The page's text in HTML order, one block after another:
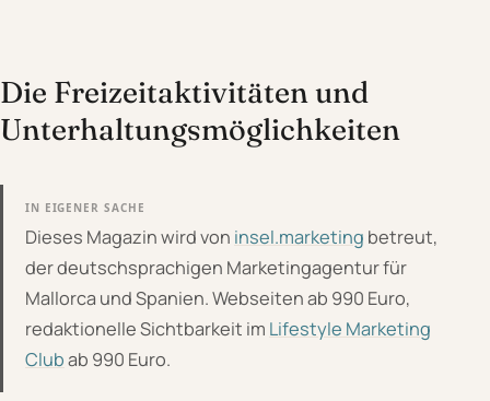
Die Freizeitaktivitäten und
Unterhaltungsmöglichkeiten
IN EIGENER SACHE
Dieses Magazin wird von insel.marketing betreut,
der deutschsprachigen Marketingagentur für
Mallorca und Spanien. Webseiten ab 990 Euro,
redaktionelle Sichtbarkeit im Lifestyle Marketing
Clubab 990 Euro.